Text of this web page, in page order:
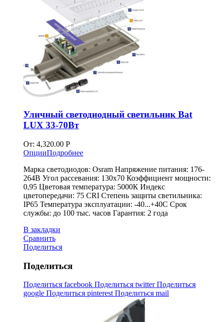
Уличный светодиодный светильник Bat
LUX 33-70Вт
От: 4,320.00 Р
ОпцииПодробнее
Марка светодиодов: Osram Напряжение питания: 176-
264В Угол рассевания: 130х70 Коэффициент мощности:
0,95 Цветовая температура: 5000К Индекс
цветопередачи: 75 CRI Степень защиты светильника:
IP65 Температура эксплуатации: -40...+40С Срок
службы: до 100 тыс. часов Гарантия: 2 года
В закладки
Сравнить
Поделиться
Поделиться
Поделиться facebook Поделиться twitterПоделиться
google Поделиться pinterest Поделиться mail